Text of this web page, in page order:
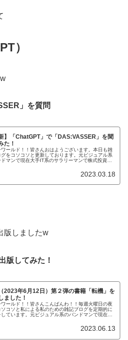
）
」を質問
新】「ChatGPT」で「DAS:VASSER」を聞
た！
ワールド！！皆さんおはようございます。本日も雑
グをコソコソと更新しております。元ビジュアル系
マンで現在大手IT系のサラリーマンで株式投資家
2023.03.18
版しましたw
版してみた！
2023年6月12日）第２弾の書籍「転機」を
ました！
ワールド！！皆さんこんばんわ！！毎週火曜日の夜
ソコソと私による私のための雑記ブログを定期的に
しています。元ビジュアル系のバンドマンで現在大
2023.06.13